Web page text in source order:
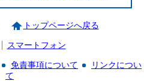
トップページへ戻る
スマートフォン
免責事項について
リンクについ
て